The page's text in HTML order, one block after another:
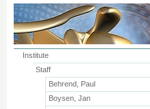
Institute
Staff
Behrend, Paul
Boysen, Jan